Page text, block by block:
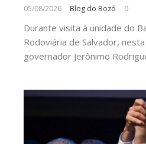
05/08/2026 Blog do Bozó 0
Durante visita à unidade do
Rodoviária de Salvador,
governador Jerônimo